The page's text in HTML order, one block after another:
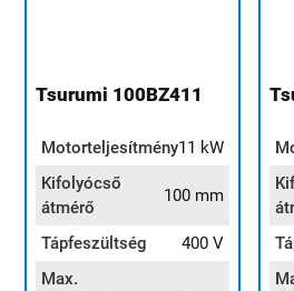
Tsurumi 100BZ411
Motorteljesítmény11 kW
Kifolyócső
átmérő
100 mm
Tápfeszültség
400 V
Max.